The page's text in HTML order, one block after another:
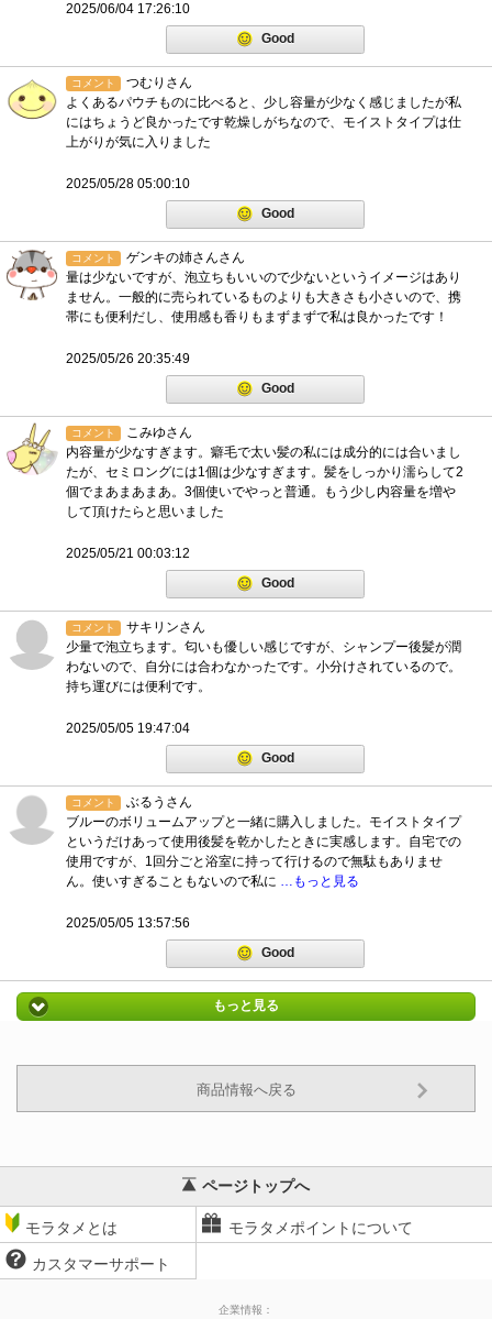
2025/06/04 17:26:10
Good
コメント
つむりさん
よくあるパウチものに比べると、少し容量が少なく感じましたが私
にはちょうど良かったです乾燥しがちなので、モイストタイプは仕
上がりが気に入りました
2025/05/28 05:00:10
Good
コメント
ゲンキの姉さんさん
量は少ないですが、泡立ちもいいので少ないというイメージはあり
ません。一般的に売られているものよりも大きさも小さいので、携
帯にも便利だし、使用感も香りもまずまずで私は良かったです！
2025/05/26 20:35:49
Good
コメント
こみゆさん
内容量が少なすぎます。癖毛で太い髪の私には成分的には合いまし
たが、セミロングには1個は少なすぎます。髪をしっかり濡らして2
個でまあまあまあ。3個使いでやっと普通。もう少し内容量を増や
して頂けたらと思いました
2025/05/21 00:03:12
Good
コメント
サキリンさん
少量で泡立ちます。匂いも優しい感じですが、シャンプー後髪が潤
わないので、自分には合わなかったです。小分けされているので。
持ち運びには便利です。
2025/05/05 19:47:04
Good
コメント
ぶるうさん
ブルーのボリュームアップと一緒に購入しました。モイストタイプ
というだけあって使用後髪を乾かしたときに実感します。自宅での
使用ですが、1回分ごと浴室に持って行けるので無駄もありませ
ん。使いすぎることもないので私に …もっと見る
2025/05/05 13:57:56
Good
もっと見る
商品情報へ戻る
ページトップへ
モラタメとは モラタメポイントについて
カスタマーサポート
企業情報：